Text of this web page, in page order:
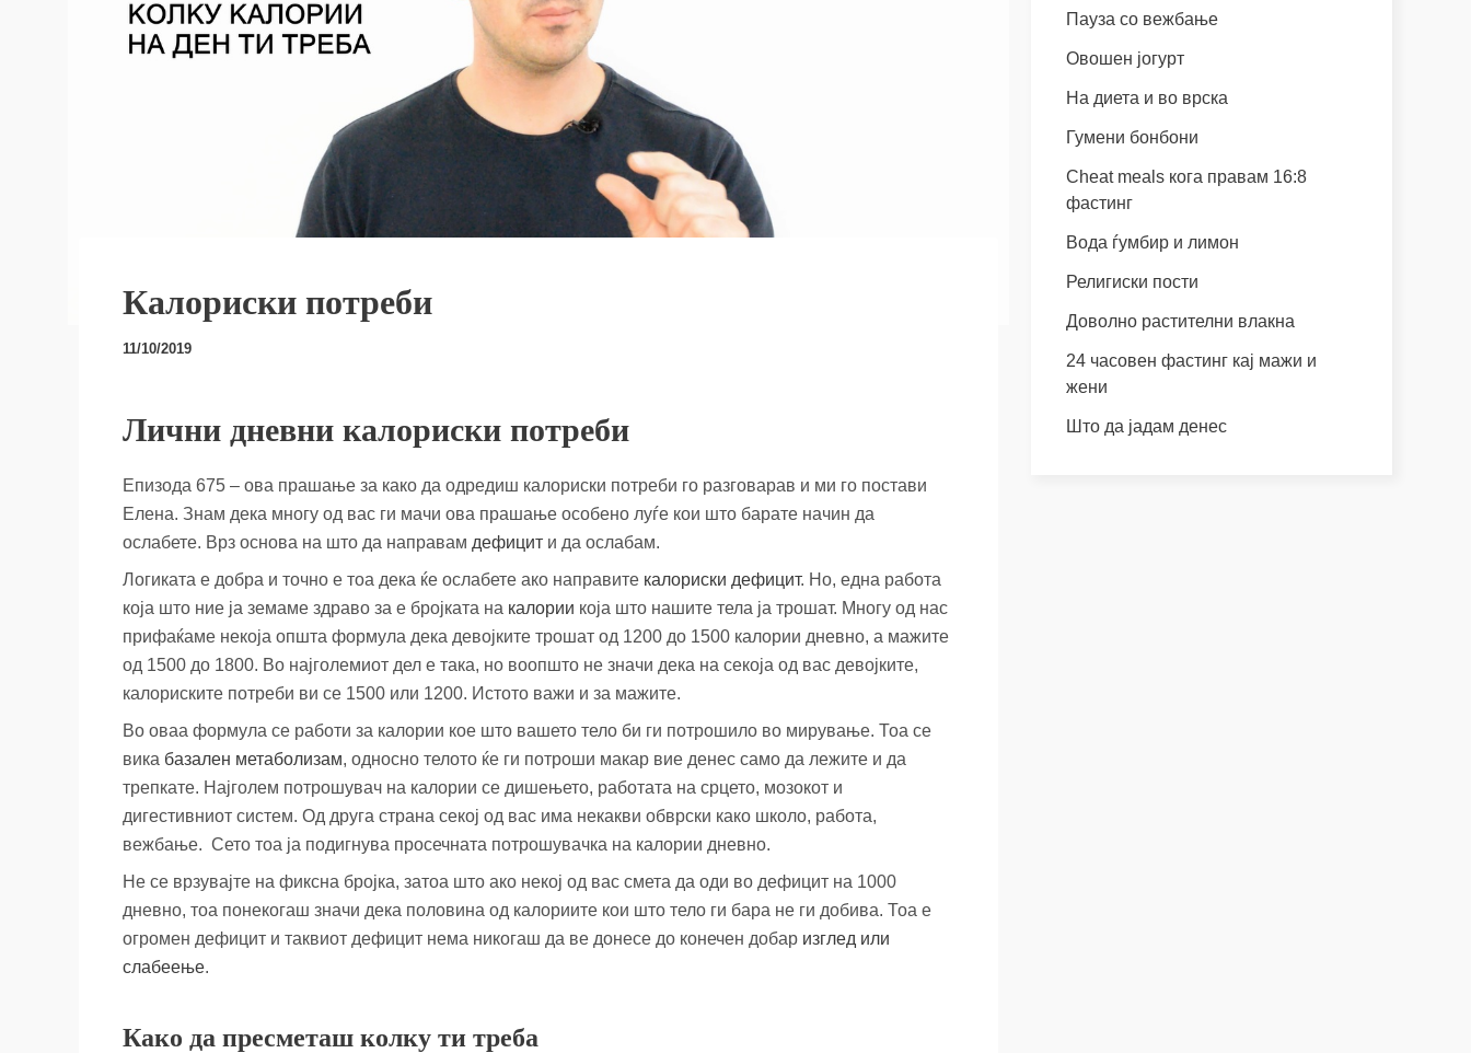
Калориски потреби
11/10/2019
Лични дневни калориски потреби
Епизода 675 – oва прашање за како да одредиш калориски потреби го разговарав и ми го постави
Елена. Знам дека многу од вас ги мачи ова прашање особено луѓе кои што барате начин да
ослабете. Врз основа на што да направам дефицит и да ослабам.
Логиката е добра и точно е тоа дека ќе ослабете ако направите калориски дефицит. Но, една работа
која што ние ја земаме здраво за е бројката на калории која што нашите тела ја трошат. Многу од нас
прифаќаме некоја општа формула дека девојките трошат од 1200 до 1500 калории дневно, а мажите
од 1500 до 1800. Во најголемиот дел е така, но воопшто не значи дека на секоја од вас девојките,
калориските потреби ви се 1500 или 1200. Истото важи и за мажите.
Во оваа формула се работи за калории кое што вашето тело би ги потрошило во мирување. Тоа се
вика базален метаболизам, односно телото ќе ги потроши макар вие денес само да лежите и да
трепкате. Најголем потрошувач на калории се дишењето, работата на срцето, мозокот и
дигестивниот систем. Од друга страна секој од вас има некакви обврски како школо, работа,
вежбање. Сето тоа ја подигнува просечната потрошувачка на калории дневно.
Не се врзувајте на фиксна бројка, затоа што ако некој од вас смета да оди во дефицит на 1000
дневно, тоа понекогаш значи дека половина од калориите кои што тело ги бара не ги добива. Тоа е
огромен дефицит и таквиот дефицит нема никогаш да ве донесе до конечен добар изглед или
слабеење.
Како да пресметаш колку ти треба
Пауза со вежбање
Овошен јогурт
На диета и во врска
Гумени бонбони
Cheat meals кога правам 16:8
фастинг
Вода ѓумбир и лимон
Религиски пости
Доволно растителни влакна
24 часовен фастинг кај мажи и
жени
Што да јадам денес